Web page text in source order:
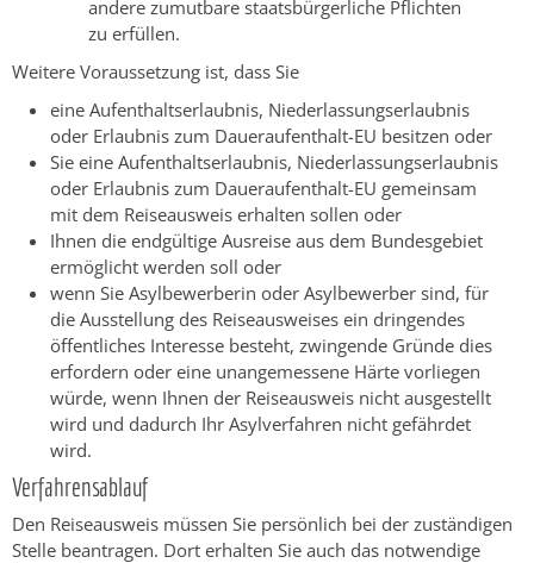
andere zumutbare staatsbürgerliche Pflichten
zu erfüllen.
Weitere Voraussetzung ist, dass Sie
eine Aufenthaltserlaubnis, Niederlassungserlaubnis
oder Erlaubnis zum Daueraufenthalt-EU besitzen oder
Sie eine Aufenthaltserlaubnis, Niederlassungserlaubnis
oder Erlaubnis zum Daueraufenthalt-EU gemeinsam
mit dem Reiseausweis erhalten sollen oder
Ihnen die endgültige Ausreise aus dem Bundesgebiet
ermöglicht werden soll oder
wenn Sie Asylbewerberin oder Asylbewerber sind, für
die Ausstellung des Reiseausweises ein dringendes
öffentliches Interesse besteht, zwingende Gründe dies
erfordern oder eine unangemessene Härte vorliegen
würde, wenn Ihnen der Reiseausweis nicht ausgestellt
wird und dadurch Ihr Asylverfahren nicht gefährdet
wird.
Verfahrensablauf
Den Reiseausweis müssen Sie persönlich bei der zuständigen
Stelle beantragen. Dort erhalten Sie auch das notwendige